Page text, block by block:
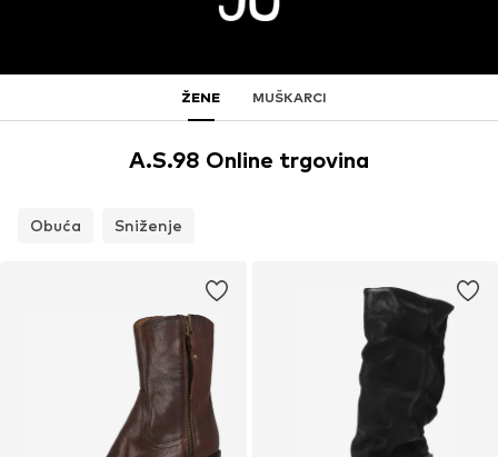
ŽENE MUŠKARCI
A.S.98 Online trgovina
Obuća Sniženje